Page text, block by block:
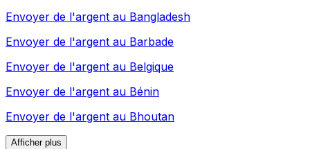
Envoyer de l'argent au Bangladesh
Envoyer de l'argent au Barbade
Envoyer de l'argent au Belgique
Envoyer de l'argent au Bénin
Envoyer de l'argent au Bhoutan
Afficher plus